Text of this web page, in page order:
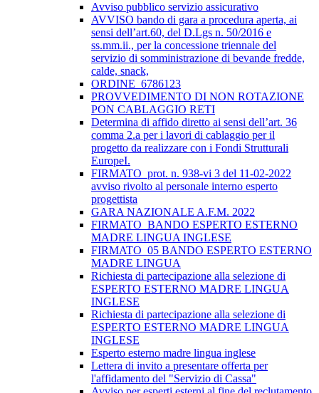
Avviso pubblico servizio assicurativo
AVVISO bando di gara a procedura aperta, ai
sensi dell’art.60, del D.Lgs n. 50/2016 e
ss.mm.ii., per la concessione triennale del
servizio di somministrazione di bevande fredde,
calde, snack,
ORDINE_6786123
PROVVEDIMENTO DI NON ROTAZIONE
PON CABLAGGIO RETI
Determina di affido diretto ai sensi dell’art. 36
comma 2.a per i lavori di cablaggio per il
progetto da realizzare con i Fondi Strutturali
EuropeI.
FIRMATO_prot. n. 938-vi 3 del 11-02-2022
avviso rivolto al personale interno esperto
progettista
GARA NAZIONALE A.F.M. 2022
FIRMATO_BANDO ESPERTO ESTERNO
MADRE LINGUA INGLESE
FIRMATO_05 BANDO ESPERTO ESTERNO
MADRE LINGUA
Richiesta di partecipazione alla selezione di
ESPERTO ESTERNO MADRE LINGUA
INGLESE
Richiesta di partecipazione alla selezione di
ESPERTO ESTERNO MADRE LINGUA
INGLESE
Esperto esterno madre lingua inglese
Lettera di invito a presentare offerta per
l'affidamento del "Servizio di Cassa"